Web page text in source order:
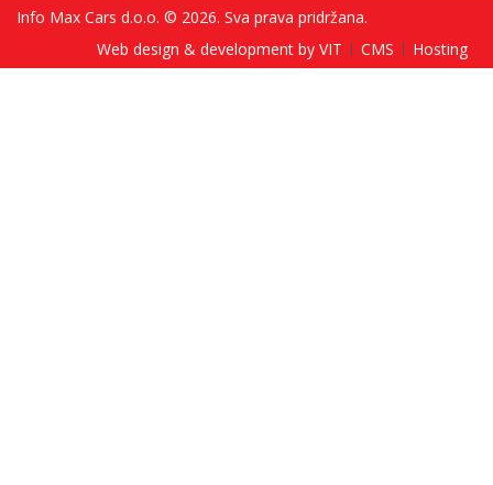
Info Max Cars d.o.o. © 2026. Sva prava pridržana.
Web design & development by VIT
CMS Hosting